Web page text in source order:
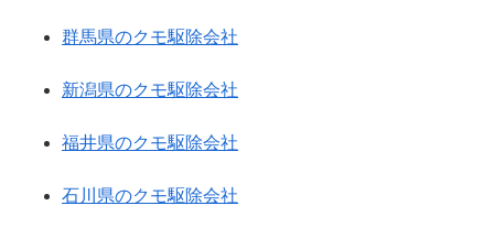
群馬県のクモ駆除会社
新潟県のクモ駆除会社
福井県のクモ駆除会社
石川県のクモ駆除会社